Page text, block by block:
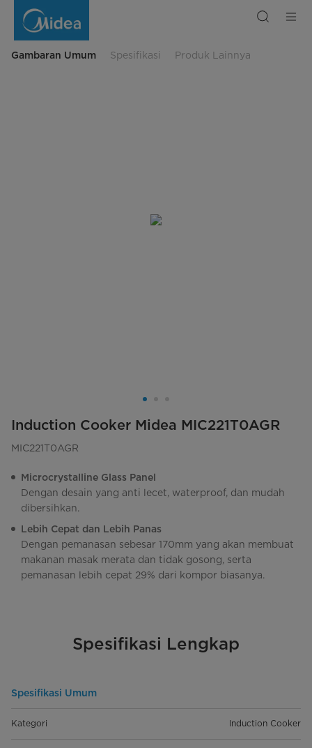
MideaGambaran Umum Spesifikasi Produk Lainnya
Induction Cooker Midea MIC221T0AGR
MIC221T0AGR
Microcrystalline Glass Panel
Dengan desain yang anti lecet, waterproof, dan mudah
dibersihkan.
Lebih Cepat dan Lebih Panas
Dengan pemanasan sebesar 170mm yang akan membuat
makanan masak merata dan tidak gosong, serta
pemanasan lebih cepat 29% dari kompor biasanya.
Spesifikasi Lengkap
Spesifikasi Umum
Kategori Induction Cooker